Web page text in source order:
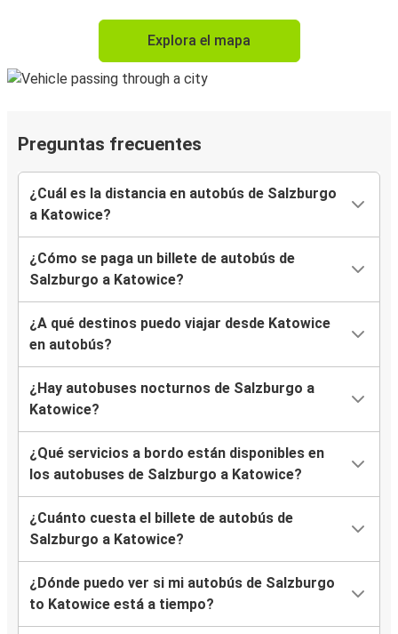
Explora el mapa
Preguntas frecuentes
¿Cuál es la distancia en autobús de Salzburgo
a Katowice?
¿Cómo se paga un billete de autobús de
Salzburgo a Katowice?
¿A qué destinos puedo viajar desde Katowice
en autobús?
¿Hay autobuses nocturnos de Salzburgo a
Katowice?
¿Qué servicios a bordo están disponibles en
los autobuses de Salzburgo a Katowice?
¿Cuánto cuesta el billete de autobús de
Salzburgo a Katowice?
¿Dónde puedo ver si mi autobús de Salzburgo
to Katowice está a tiempo?